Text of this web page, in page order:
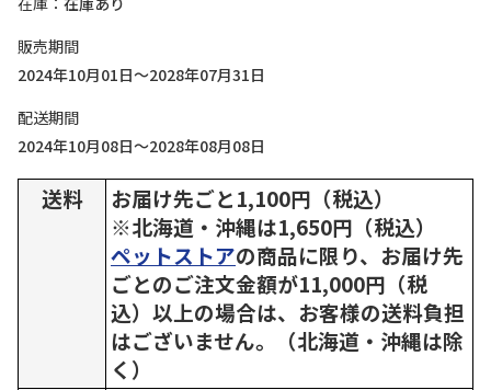
販売期間
2024年10月01日～2028年07月31日
配送期間
2024年10月08日～2028年08月08日
送料
お届け先ごと1,100円（税込）
※北海道・沖縄は1,650円（税込）
ペットストアの商品に限り、お届け先
ごとのご注文金額が11,000円（税
込）以上の場合は、お客様の送料負担
はございません。（北海道・沖縄は除
く）